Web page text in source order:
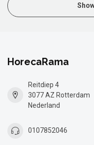
HorecaRama
Reitdiep 4
3077 AZ Rotterdam
Nederland
0107852046